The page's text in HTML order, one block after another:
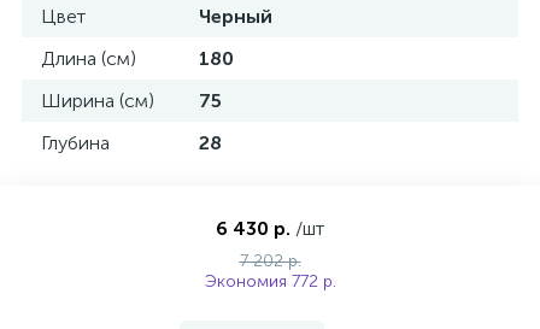
Цвет
Черный
Длина (см)
180
Ширина (см)
75
Глубина
28
6 430 р. /шт
7 202 р.
Экономия 772 р.